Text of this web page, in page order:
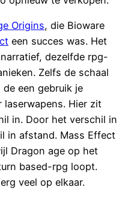
Origins, die Bioware
een succes was. Het
dezelfde rpg-
Zelfs de schaal
de een gebruik je
laserwapens. Hier zit
in. Door het verschil in
in afstand. Mass Effect
Dragon age op het
based-rpg loopt.
veel op elkaar.